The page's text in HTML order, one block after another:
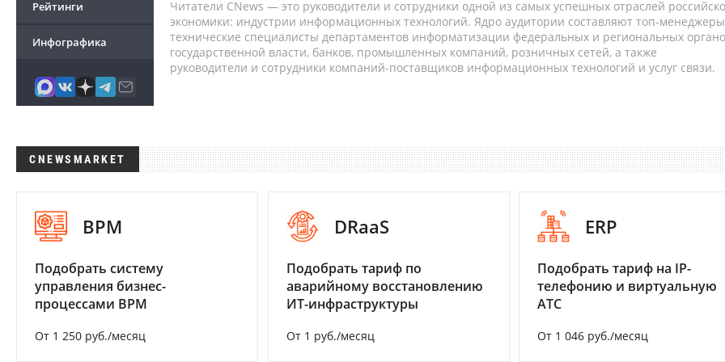
Рейтинги
Инфографика
Читатели CNews — это руководители и сотрудники одной из самых успешных отраслей
экономики: индустрии информационных технологий. Ядро аудитории составляют топ-
технические специалисты департаментов информатизации федеральных и региональных
государственной власти, банков, промышленных компаний, розничных сетей, а также
руководители и сотрудники компаний-поставщиков информационных технологий и услуг связи.
CNEWSMARKET
BPM
Подобрать систему
управления бизнес-
процессами BPM
От 1 250 руб./месяц
DRaaS
Подобрать тариф по
аварийному восстановлению
ИТ-инфраструктуры
От 1 руб./месяц
ERP
Подобрать тариф на IP-
телефонию и виртуальную
АТС
От 1 046 руб./месяц